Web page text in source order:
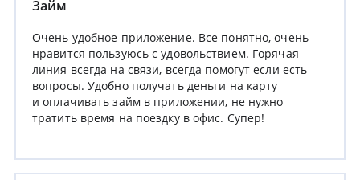
Займ
Очень удобное приложение. Все понятно, очень
нравится пользуюсь с удовольствием. Горячая
линия всегда на связи, всегда помогут если есть
вопросы. Удобно получать деньги на карту
и оплачивать займ в приложении, не нужно
тратить время на поездку в офис. Супер!